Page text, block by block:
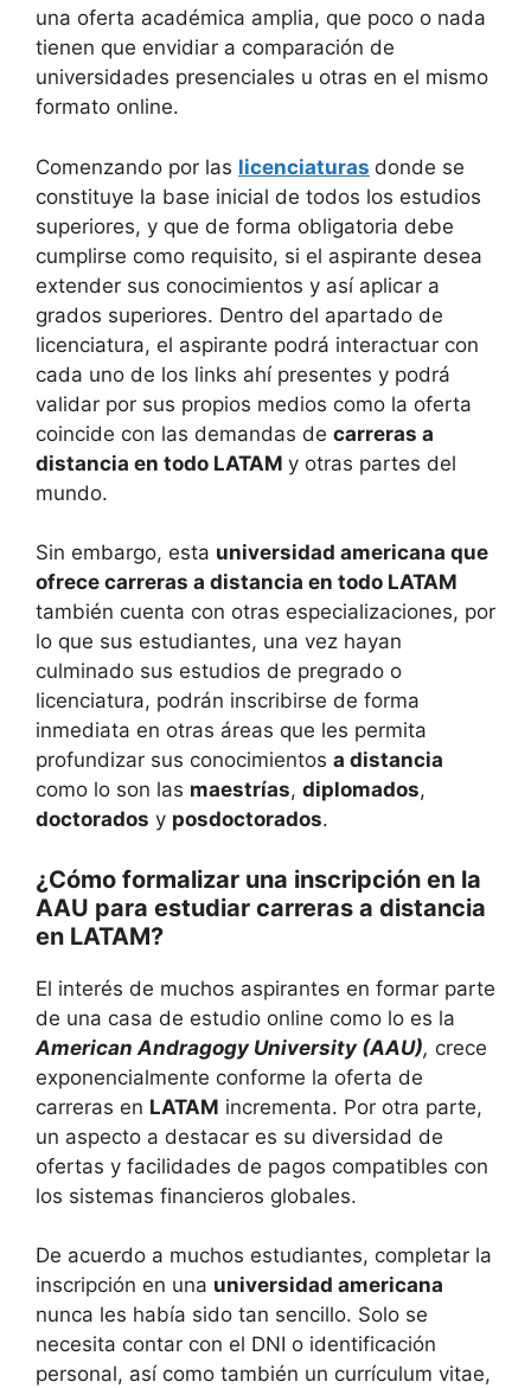
una oferta académica amplia, que poco o nada
tienen que envidiar a comparación de
universidades presenciales u otras en el mismo
formato online.
Comenzando por las licenciaturas donde se
constituye la base inicial de todos los estudios
superiores, y que de forma obligatoria debe
cumplirse como requisito, si el aspirante desea
extender sus conocimientos y así aplicar a
grados superiores. Dentro del apartado de
licenciatura, el aspirante podrá interactuar con
cada uno de los links ahí presentes y podrá
validar por sus propios medios como la oferta
coincide con las demandas de carreras a
distancia en todo LATAM y otras partes del
mundo.
Sin embargo, esta universidad americana que
ofrece carreras a distancia en todo LATAM
también cuenta con otras especializaciones, por
lo que sus estudiantes, una vez hayan
culminado sus estudios de pregrado o
licenciatura, podrán inscribirse de forma
inmediata en otras áreas que les permita
profundizar sus conocimientos a distancia
como lo son las maestrías, diplomados,
doctorados y posdoctorados.
¿Cómo formalizar una inscripción en la
AAU para estudiar carreras a distancia
en LATAM?
El interés de muchos aspirantes en formar parte
de una casa de estudio online como lo es la
American Andragogy University (AAU), crece
exponencialmente conforme la oferta de
carreras en LATAM incrementa. Por otra parte,
un aspecto a destacar es su diversidad de
ofertas y facilidades de pagos compatibles con
los sistemas financieros globales.
De acuerdo a muchos estudiantes, completar la
inscripción en una universidad americana
nunca les había sido tan sencillo. Solo se
necesita contar con el DNI o identificación
personal, así como también un currículum vitae,